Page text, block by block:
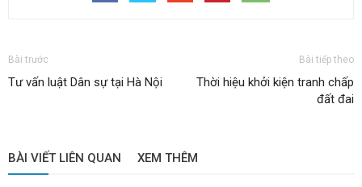
Bài trước
Tư vấn luật Dân sự tại Hà Nội
Bài tiếp theo
Thời hiệu khởi kiện tranh chấp
đất đai
BÀI VIẾT LIÊN QUAN XEM THÊM